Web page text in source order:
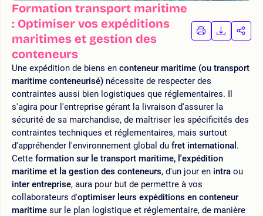
Formation transport maritime
: Optimiser vos expéditions
maritimes et gestion des
conteneurs
IMPRIMER
LA
LA
Une expédition de biens en conteneur maritime (ou transport
maritime conteneurisé) nécessite de respecter des
contraintes aussi bien logistiques que réglementaires. Il
s'agira pour l'entreprise gérant la livraison d'assurer la
sécurité de sa marchandise, de maîtriser les spécificités des
contraintes techniques et réglementaires, mais surtout
d'appréhender l'environnement global du fret international .
Cette formation sur le transport maritime, l'expédition
maritime et la gestion des conteneurs, d'un jour en intra ou
inter entreprise, aura pour but de permettre à vos
collaborateurs d'optimiser leurs expéditions en conteneur
maritime sur le plan logistique et réglementaire, de manière